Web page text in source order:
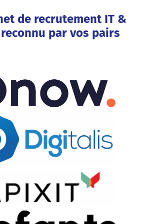
de recrutement IT &
par vos pairs